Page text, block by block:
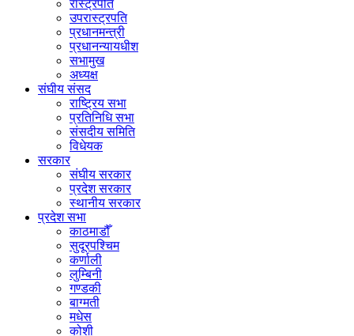
रास्ट्रपति
उपरास्ट्रपति
प्रधानमन्त्री
प्रधानन्यायधीश
सभामुख
अध्यक्ष
संघीय संसद
राष्ट्रिय सभा
प्रतिनिधि सभा
संसदीय समिति
विधेयक
सरकार
संघीय सरकार
प्रदेश सरकार
स्थानीय सरकार
प्रदेश सभा
काठमाडौँ
सुदूरपश्चिम
कर्णाली
लुम्बिनी
गण्डकी
बाग्मती
मधेस
कोशी